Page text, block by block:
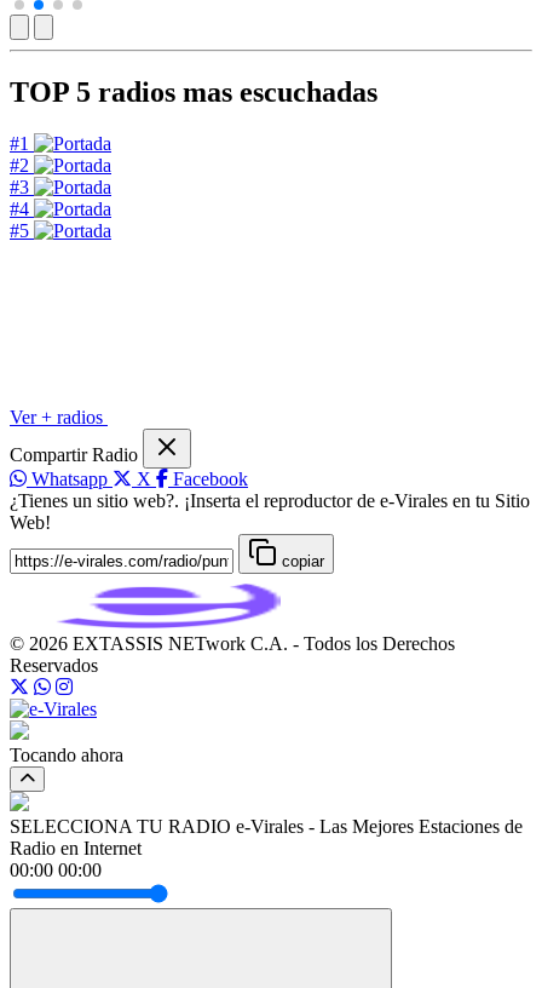
TOP 5 radios mas escuchadas
#1
#2
#3
#4
#5
Ver + radios
Compartir Radio
Whatsapp
X
Facebook
¿Tienes un sitio web?. ¡Inserta el reproductor de e-Virales en tu Sitio
Web!
copiar
© 2026 EXTASSIS NETwork C.A. - Todos los Derechos
Reservados
Tocando ahora
SELECCIONA TU RADIO e-Virales - Las Mejores Estaciones de
Radio en Internet
00:00 00:00